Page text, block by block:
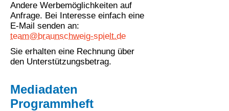
Andere Werbemöglichkeiten auf
Anfrage. Bei Interesse einfach eine
E-Mail senden an:
team@braunschweig-spielt.de
Sie erhalten eine Rechnung über
den Unterstützungsbetrag.
Mediadaten
Programmheft